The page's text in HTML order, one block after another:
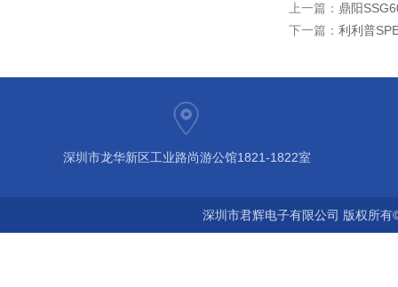
上一篇： 鼎阳
下一篇： 利利普
深圳市龙华新区工业路尚游公馆1821-1822室
深圳市君辉电子有限公司 版权所